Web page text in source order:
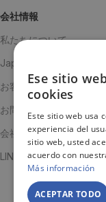
会社情報
私たちについて
Japanチーム
お客様の声
お問い合わせ
会社概要
LINE公式アカウント
Ese sitio
cookies
Este sitio web usa
experiencia del
sitio web, usted
acuerdo con
Más información
ACEPTAR TODO